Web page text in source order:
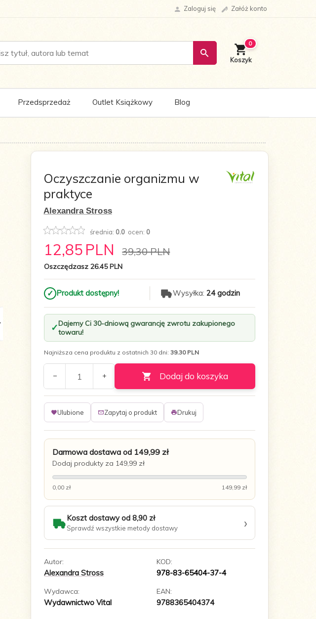
Zaloguj się Załóż konto
0
Przedsprzedaż Outlet Książkowy Blog
Oczyszczanie organizmu w
praktyce
Alexandra Stross
średnia: 0.0 ocen: 0
12,85 PLN 39,30 PLN
Oszczędzasz 26.45 PLN
✓ Produkt dostępny! Wysyłka: 24 godzin
Dajemy Ci 30-dniową gwarancję zwrotu zakupionego
towaru!
Najniższa cena produktu z ostatnich 30 dni:39.30 PLN
Dodaj do koszyka
Ulubione Zapytaj o produkt Drukuj
Darmowa dostawa od 149,99 zł
Dodaj produkty za 149,99 zł
0,00 zł 149,99 zł
Koszt dostawy od 8,90 zł
Sprawdź wszystkie metody dostawy ›
KOD:
978-83-65404-37-4
Autor:
Alexandra Stross
EAN:
9788365404374
Wydawca:
Wydawnictwo Vital